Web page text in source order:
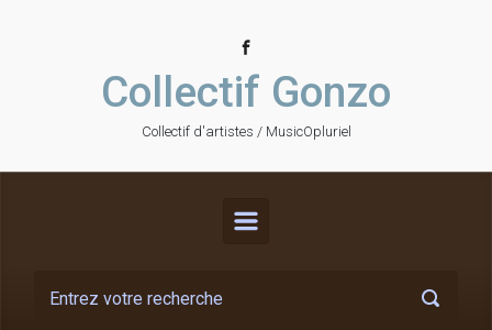
Collectif Gonzo
Collectif d'artistes / MusicOpluriel